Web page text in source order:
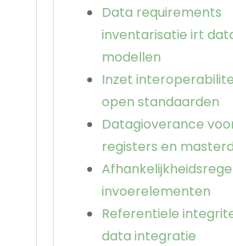
Data requirements
inventarisatie irt
modellen
Inzet
open standaarden
Datagioverance
registers en
invoerelementen
Referentiele
data integratie